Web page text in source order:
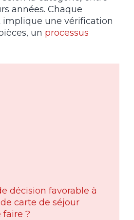
années. Chaque
une vérification
un processus
décision favorable à
carte de séjour
faire ?